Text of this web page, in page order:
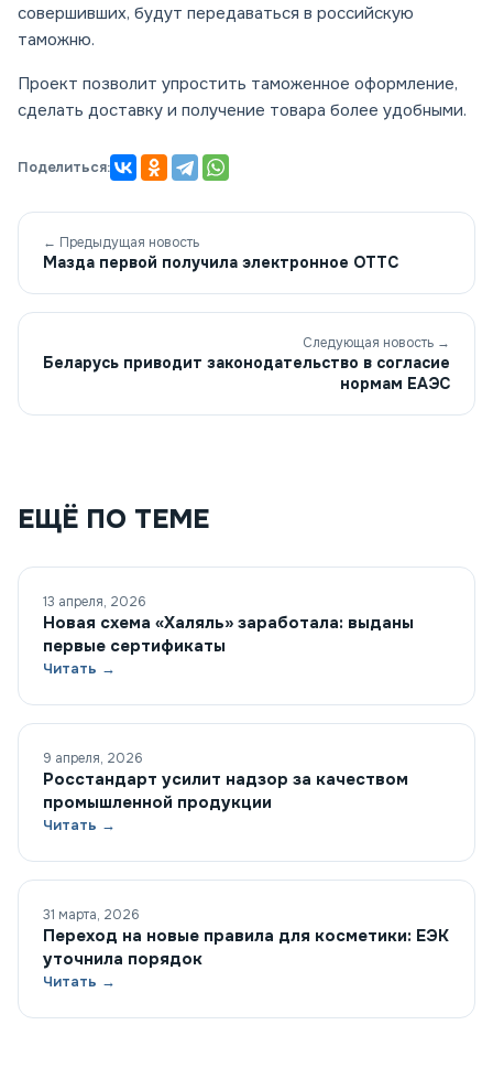
совершивших, будут передаваться в российскую
таможню.
Проект позволит упростить таможенное оформление,
сделать доставку и получение товара более удобными.
Поделиться:
← Предыдущая новость
Мазда первой получила электронное ОТТС
Следующая новость →
Беларусь приводит законодательство в согласие
нормам ЕАЭС
ЕЩЁ ПО ТЕМЕ
13 апреля, 2026
Новая схема «Халяль» заработала: выданы
первые сертификаты
Читать →
9 апреля, 2026
Росстандарт усилит надзор за качеством
промышленной продукции
Читать →
31 марта, 2026
Переход на новые правила для косметики: ЕЭК
уточнила порядок
Читать →